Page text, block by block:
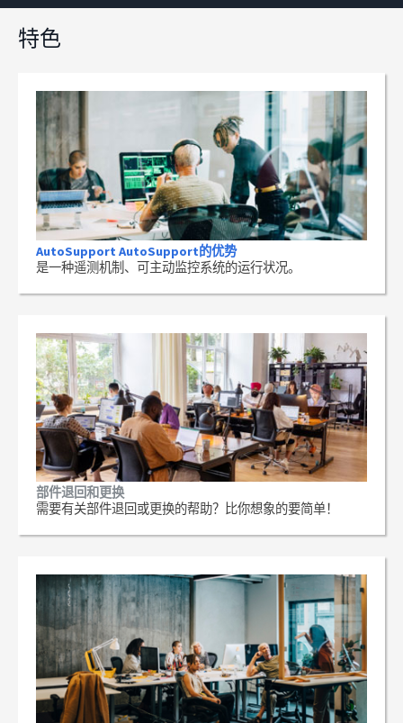
特色
AutoSupport AutoSupport的优势
是一种遥测机制、可主动监控系统的运行状况。
部件退回和更换
需要有关部件退回或更换的帮助？比你想象的要简单！